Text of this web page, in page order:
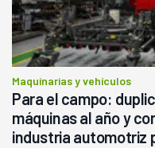
Maquinarias y vehículos
Para el campo:
máquinas al año y
industria automotriz